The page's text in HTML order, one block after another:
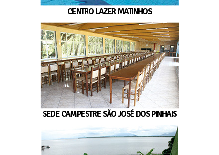
CENTRO LAZER MATINHOS
SEDE CAMPESTRE SÃO JOSÉ DOS PINHAIS